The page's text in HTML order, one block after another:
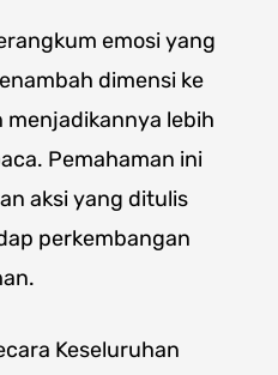
emosi yang
dimensi ke
menjadikannya lebih
Pemahaman ini
aksi yang ditulis
perkembangan
Keseluruhan